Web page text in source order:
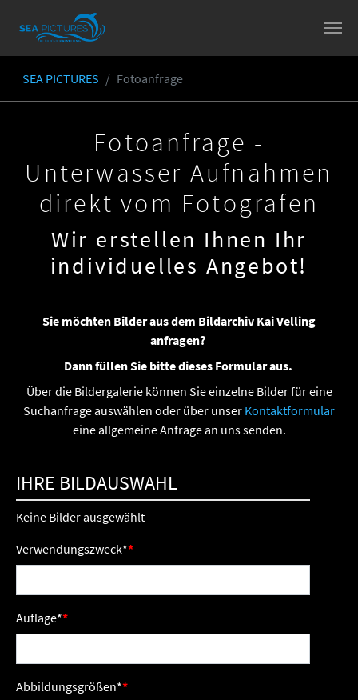
Skip to main content
You are here:
SEA PICTURES Fotoanfrage
Fotoanfrage -
Unterwasser Aufnahmen
direkt vom Fotografen
Wir erstellen Ihnen Ihr
individuelles Angebot!
Sie möchten Bilder aus dem Bildarchiv Kai Velling
anfragen?
Dann füllen Sie bitte dieses Formular aus.
Über die Bildergalerie können Sie einzelne Bilder für eine
Suchanfrage auswählen oder über unser Kontaktformular
eine allgemeine Anfrage an uns senden.
IHRE BILDAUSWAHL
Keine Bilder ausgewählt
Verwendungszweck*
Auflage*
Abbildungsgrößen*